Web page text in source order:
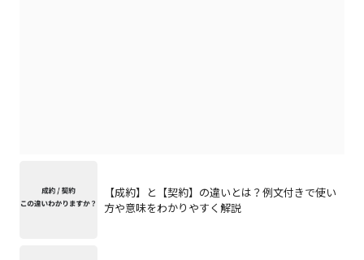
【成約】と【契約】の違いとは？例文付きで使い
方や意味をわかりやすく解説